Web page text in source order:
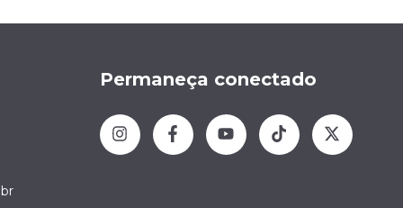
Permaneça conectado